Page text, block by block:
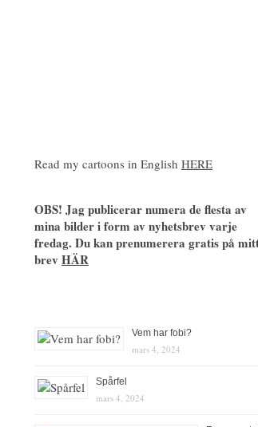
Read my cartoons in English HERE
OBS! Jag publicerar numera de flesta av
mina bilder i form av nyhetsbrev varje
fredag. Du kan prenumerera gratis på
brev HÄR
Vem har fobi?
mars 4, 2024
Spårfel
mars 4, 2024